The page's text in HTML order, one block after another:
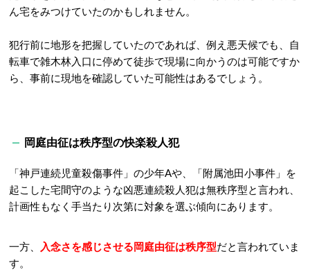
ん宅をみつけていたのかもしれません。
犯行前に地形を把握していたのであれば、例え悪天候でも、自
転車で雑木林入口に停めて徒歩で現場に向かうのは可能ですか
ら、事前に現地を確認していた可能性はあるでしょう。
岡庭由征は秩序型の快楽殺人犯
「神戸連続児童殺傷事件」の少年Aや、「附属池田小事件」を
起こした宅間守のような凶悪連続殺人犯は無秩序型と言われ、
計画性もなく手当たり次第に対象を選ぶ傾向にあります。
一方、 入念さを感じさせる岡庭由征は秩序型だと言われていま
す。